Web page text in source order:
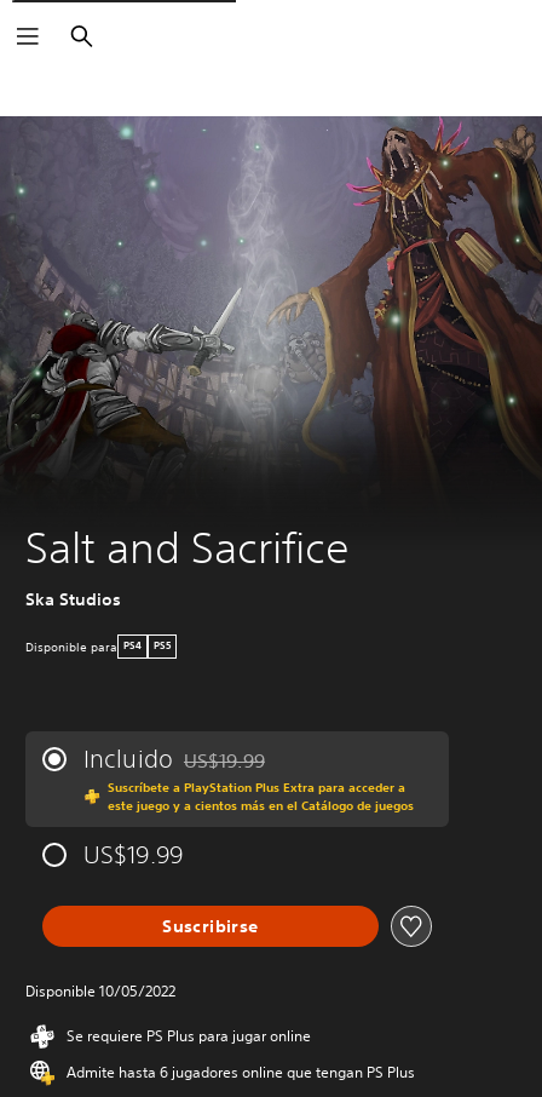
Buscar
Salt and Sacrifice
Ska Studios
Disponible para PS4 PS5
Incluido Rebajado del precio original de US$19.99
US$19.99
Suscríbete a PlayStation Plus Extra para acceder a
este juego y a cientos más en el Catálogo de juegos
US$19.99
Suscribirse
Disponible 10/05/2022
Se requiere PS Plus para jugar online
Admite hasta 6 jugadores online que tengan PS Plus